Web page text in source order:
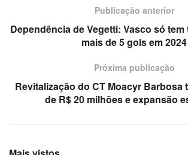
Publicação anterior
Dependência de Vegetti: Vasco só
mais de 5 gols em 2024
Próxima publicação
Revitalização do CT Moacyr Barbosa
de R$ 20 milhões e expansão